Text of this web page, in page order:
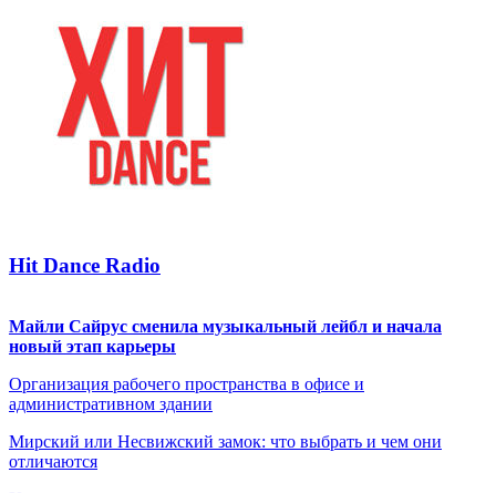
Hit Dance Radio
Майли Сайрус сменила музыкальный лейбл и начала
новый этап карьеры
Организация рабочего пространства в офисе и
административном здании
Мирский или Несвижский замок: что выбрать и чем они
отличаются